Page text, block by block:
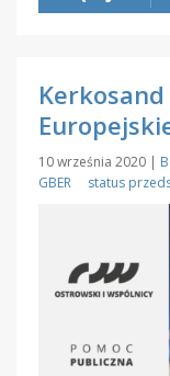
10 września 2020 |
GBER
status